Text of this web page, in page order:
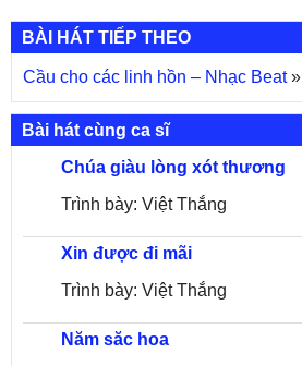
BÀI HÁT TIẾP THEO
Cầu cho các linh hồn – Nhạc Beat»
Bài hát cùng ca sĩ
Chúa giàu lòng xót thương
Trình bày: Việt Thắng
Xin được đi mãi
Trình bày: Việt Thắng
Năm săc hoa